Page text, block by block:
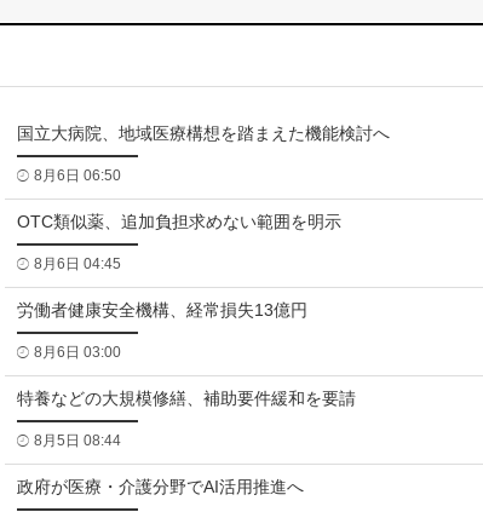
国立大病院、地域医療構想を踏まえた機能検討へ
8月6日 06:50
OTC類似薬、追加負担求めない範囲を明示
8月6日 04:45
労働者健康安全機構、経常損失13億円
8月6日 03:00
特養などの大規模修繕、補助要件緩和を要請
8月5日 08:44
政府が医療・介護分野でAI活用推進へ